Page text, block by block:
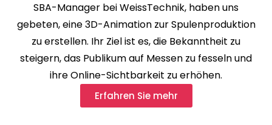
SBA-Manager bei WeissTechnik, haben uns
gebeten, eine 3D-Animation zur Spulenproduktion
zu erstellen. Ihr Ziel ist es, die Bekanntheit zu
steigern, das Publikum auf Messen zu fesseln und
ihre Online-Sichtbarkeit zu erhöhen.
Erfahren Sie mehr